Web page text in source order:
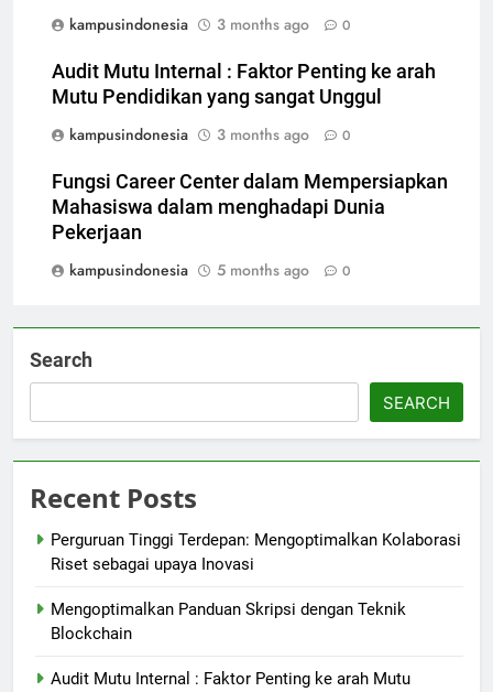
kampusindonesia
3 months ago 0
Audit Mutu Internal : Faktor Penting ke arah
Mutu Pendidikan yang sangat Unggul
kampusindonesia
3 months ago 0
Fungsi Career Center dalam Mempersiapkan
Mahasiswa dalam menghadapi Dunia
Pekerjaan
kampusindonesia
5 months ago 0
Search
SEARCH
Recent Posts
Perguruan Tinggi Terdepan: Mengoptimalkan Kolaborasi
Riset sebagai upaya Inovasi
Mengoptimalkan Panduan Skripsi dengan Teknik
Blockchain
Audit Mutu Internal : Faktor Penting ke arah Mutu